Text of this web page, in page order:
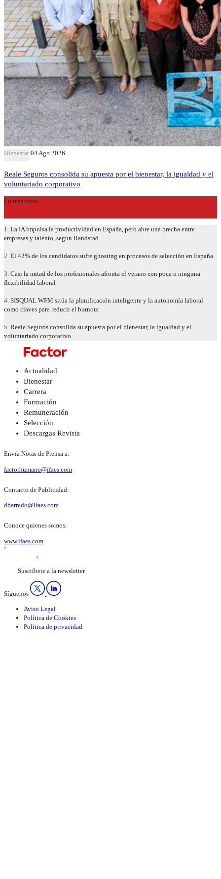
Bienestar 04 Ago 2026
Reale Seguros consolida su apuesta por el bienestar, la igualdad y el
voluntariado corporativo
Lo más visto…
1. La IA impulsa la productividad en España, pero abre una brecha entre
empresas y talento, según Randstad
2. El 42% de los candidatos sufre ghosting en procesos de selección en España
3. Casi la mitad de los profesionales afronta el verano con poca o ninguna
flexibilidad laboral
4. SISQUAL WFM sitúa la planificación inteligente y la autonomía laboral
como claves para reducir el burnout
5. Reale Seguros consolida su apuesta por el bienestar, la igualdad y el
voluntariado corporativo
Actualidad
Bienestar
Carrera
Formación
Remuneración
Selección
Descargas Revista
Envía Notas de Prensa a:
factorhumano@ifaes.com
Contacto de Publicidad:
dbarredo@ifaes.com
Conoce quienes somos:
www.ifaes.com
Suscríbete a la newsletter
Síguenos
Aviso Legal
Política de Cookies
Política de privacidad